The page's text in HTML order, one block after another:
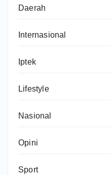
Daerah
Internasional
Iptek
Lifestyle
Nasional
Opini
Sport